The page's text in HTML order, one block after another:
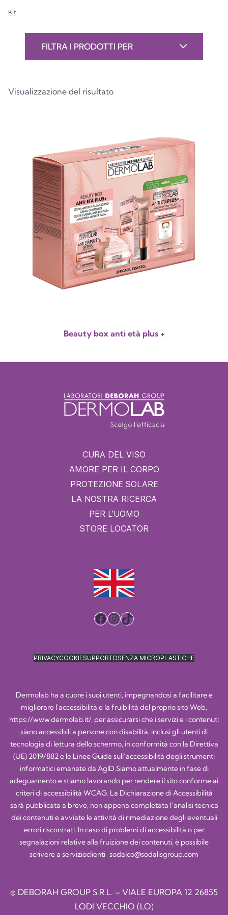
Kit
FILTRA I PRODOTTI PER
Visualizzazione del risultato
Beauty box anti età plus +
CURA DEL VISO
AMORE PER IL CORPO
PROTEZIONE SOLARE
LA NOSTRA RICERCA
PER L’UOMO
STORE LOCATOR
Facebook
Instagram
TikTok
PRIVACYCOOKIESUPPORTOSENZA MICROPLASTICHE
Dermolab ha a cuore i suoi utenti, impegnandosi a facilitare e
migliorare l'accessibilità e la fruibilità del proprio sito Web,
https://www.dermolab.it/, per assicurarsi che i servizi e i contenuti
siano accessibili a persone con disabilità, inclusi gli utenti di
tecnologia di lettura dello schermo, in conformità con la Direttiva
(UE) 2019/882 e le Linee Guida sull’accessibilità degli strumenti
informatici emanate da AgID.Siamo attualmente in fase di
adeguamento e stiamo lavorando per rendere il sito conforme ai
criteri di accessibilità WCAG. La Dichiarazione di Accessibilità
sarà pubblicata a breve, non appena completata l’analisi tecnica
dei contenuti e avviate le attività di rimediazione degli eventuali
errori riscontrati. In caso di problemi di accessibilità o per
segnalazioni relative alla fruizione dei contenuti, è possibile
scrivere a servizioclienti-sodalco@sodalisgroup.com
© DEBORAH GROUP S.R.L. – VIALE EUROPA 12 26855
LODI VECCHIO (LO)